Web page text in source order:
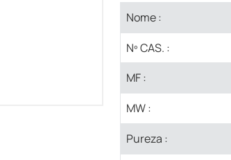
Nome :
Nº CAS. :
MF :
MW :
Pureza :